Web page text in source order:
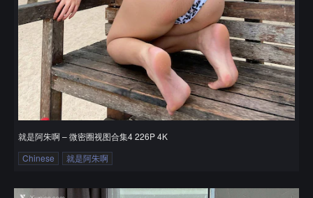
就是阿朱啊 – 微密圈视图合集4 226P 4K
Chinese
就是阿朱啊